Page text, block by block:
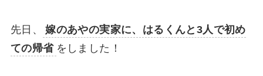
先日、
嫁のあやの実家に、はるくんと3人で初め
ての帰省 をしました！